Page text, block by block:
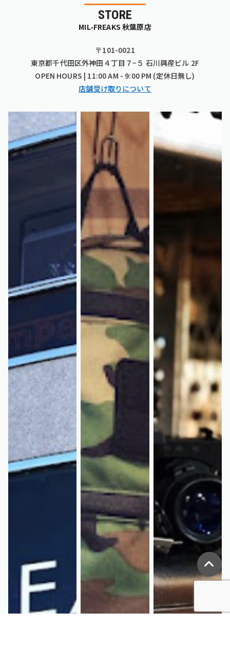
STORE
MIL-FREAKS 秋葉原店
〒101-0021
東京都千代田区外神田４丁目７−５ 石川興産ビル 2F
OPEN HOURS | 11:00 AM - 9:00 PM (定休日無し)
店舗受け取りについて